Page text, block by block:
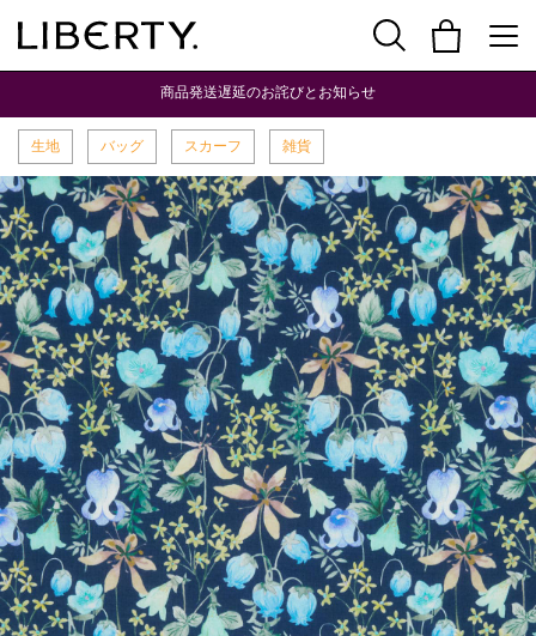
商品発送遅延のお詫びとお知らせ
生地 バッグ スカーフ 雑貨